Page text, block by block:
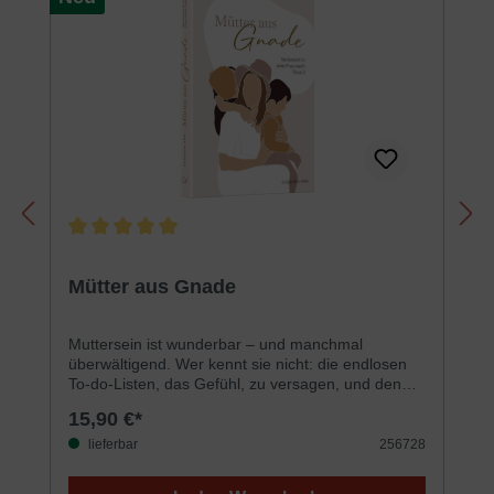
Mütter aus Gnade
Muttersein ist wunderbar – und manchmal
überwältigend. Wer kennt sie nicht: die endlosen
To-do-Listen, das Gefühl, zu versagen, und den
brauchen mehr als nur gute Ratschläge: Wir
brauchen Gottes Perspektive. Dieses Buch lädt
15,90 €*
lieferbar 256728